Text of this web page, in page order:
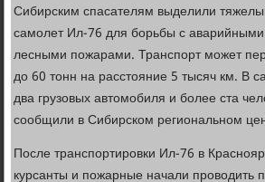
Сибирским спасателям выделили
самолет Ил-76 для борьбы с
лесными пожарами. Транспорт может
до 60 тонн на расстояние 5 тысяч км. В
два грузовых автомобиля и более ста
сообщили в Сибирском региональном
После транспортировки Ил-76 в
курсанты и пожарные начали проводить